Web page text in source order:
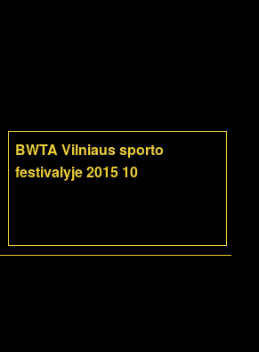
BWTA Vilniaus sporto
festivalyje 2015 10